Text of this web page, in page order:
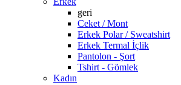
geri
Ceket / Mont
Erkek Polar / Sweatshirt
Erkek Termal İçlik
Pantolon - Şort
Tshirt - Gömlek
Kadın